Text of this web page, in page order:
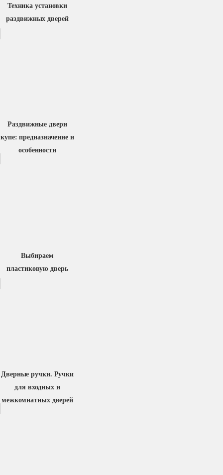
Техника установки
раздвижных дверей
Раздвижные двери
купе: предназначение и
особенности
Выбираем
пластиковую дверь
Дверные ручки. Ручки
для входных и
межкомнатных дверей